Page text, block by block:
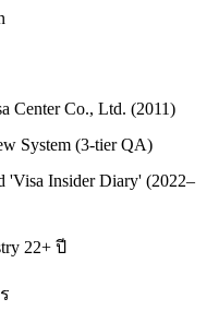
Center Co., Ltd. (2011)
System (3-tier QA)
Insider Diary' (2022–
22+ ปี